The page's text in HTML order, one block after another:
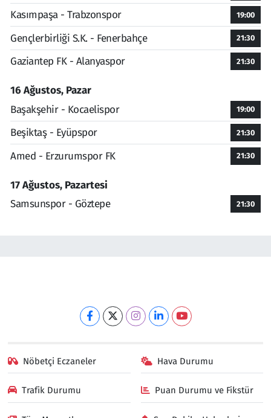
Kasımpaşa - Trabzonspor 19:00
Gençlerbirliği S.K. - Fenerbahçe 21:30
Gaziantep FK - Alanyaspor 21:30
16 Ağustos, Pazar
Başakşehir - Kocaelispor
19:00
Beşiktaş - Eyüpspor 21:30
Amed - Erzurumspor FK 21:30
17 Ağustos, Pazartesi
Samsunspor - Göztepe
21:30
Nöbetçi Eczaneler Hava Durumu
Trafik Durumu Puan Durumu ve Fikstür